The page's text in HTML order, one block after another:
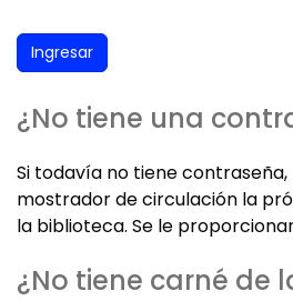
¿No tiene una
Si todavía no tiene
mostrador de circulación la
la biblioteca. Se le
¿No tiene carné de